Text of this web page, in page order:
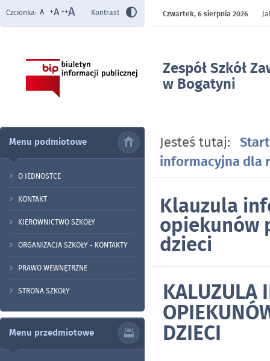
Zespół Szkół
w Bogatyni
dzieci
Czcionka: Kontrast Czwartek,6 sierpnia 2026
Menu podmiotowe
O JEDNOSTCE
KONTAKT
KIEROWNICTWO SZKOŁY
ORGANIZACJA SZKOŁY - KONTAKTY
PRAWO WEWNĘTRZNE
STRONA SZKOŁY
Menu przedmiotowe
Jesteś tutaj: Start
informacyjna dla
Klauzula
opiekunów
dzieci
KALUZULA
DZIECI